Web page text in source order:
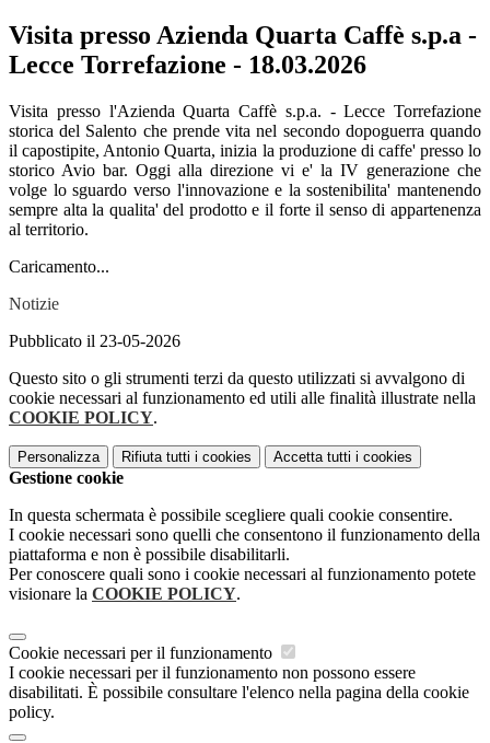
Visita presso Azienda Quarta Caffè s.p.a -
Lecce Torrefazione - 18.03.2026
Visita presso l'Azienda Quarta Caffè s.p.a. - Lecce Torrefazione
storica del Salento che prende vita nel secondo dopoguerra quando
il capostipite, Antonio Quarta, inizia la produzione di caffe' presso lo
storico Avio bar. Oggi alla direzione vi e' la IV generazione che
volge lo sguardo verso l'innovazione e la sostenibilita' mantenendo
sempre alta la qualita' del prodotto e il forte il senso di appartenenza
al territorio.
Caricamento...
Notizie
Pubblicato il 23-05-2026
Questo sito o gli strumenti terzi da questo utilizzati si avvalgono di
cookie necessari al funzionamento ed utili alle finalità illustrate nella
COOKIE POLICY.
Personalizza Rifiuta tutti i cookies Accetta tutti i cookies
Gestione cookie
In questa schermata è possibile scegliere quali cookie consentire.
I cookie necessari sono quelli che consentono il funzionamento della
piattaforma e non è possibile disabilitarli.
Per conoscere quali sono i cookie necessari al funzionamento potete
visionare la COOKIE POLICY.
Cookie necessari per il funzionamento
I cookie necessari per il funzionamento non possono essere
disabilitati. È possibile consultare l'elenco nella pagina della cookie
policy.